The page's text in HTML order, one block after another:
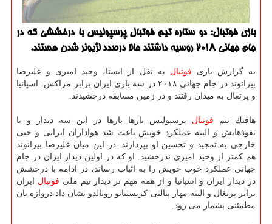
بازی فوتبال: دو ستاره تیم فوتبال پرسپولیس با درخششی كه در
جام جهانی ۲۰۱۸ روسیه داشتند حالا درصدد لژیونر شدن هستند.
به گزارش بازی فوتبال به نقل از ایسنا، وحید امیری و علیرضا
بیرانوند در جام جهانی ۲۰۱۸ در سه بازی ایران برابر مراكش، اسپانیا
و پرتغال به میدان رفتند و در زمین مسابقه درخشیدند.
هافبك تیم فوتبال پرسپولیس بارها بارها در این سه دیدار و با
نفوذهایش و البته عملكرد خوبش باعث شد هواداران ایرانی و حتی
خارجی به تمجید و تحسین او بپردازند. در این میان علیرضا بیرانوند
هم كمتر از وحید امیری ندرخشید. او كه در اولین دیدار ایران در جام
جهانی عملكرد خوب خویش را به اثبات رساند، در ادامه با درخشش
در دیدار ایران و اسپانیا و از همه مهم تر دیدار تیم ملی فوتبال ایران
برابر پرتغال و البته مهار پنالتی كریستیانو رونالدو نشان داد دروازه بان
مطمئنی بشمار می رود.